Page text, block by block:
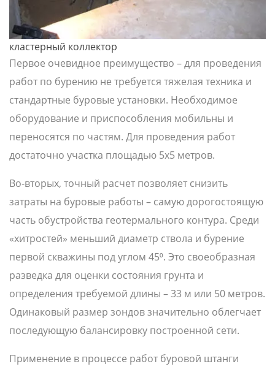
кластерный коллектор
Первое очевидное преимущество – для проведения
работ по бурению не требуется тяжелая техника и
стандартные буровые установки. Необходимое
оборудование и приспособления мобильны и
переносятся по частям. Для проведения работ
достаточно участка площадью 5х5 метров.
Во-вторых, точный расчет позволяет снизить
затраты на буровые работы – самую дорогостоящую
часть обустройства геотермального контура. Среди
«хитростей» меньший диаметр ствола и бурение
первой скважины под углом 45⁰. Это своеобразная
разведка для оценки состояния грунта и
определения требуемой длины – 33 м или 50 метров.
Одинаковый размер зондов значительно облегчает
последующую балансировку построенной сети.
Применение в процессе работ буровой штанги